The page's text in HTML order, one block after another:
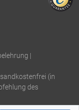
|
(in
des